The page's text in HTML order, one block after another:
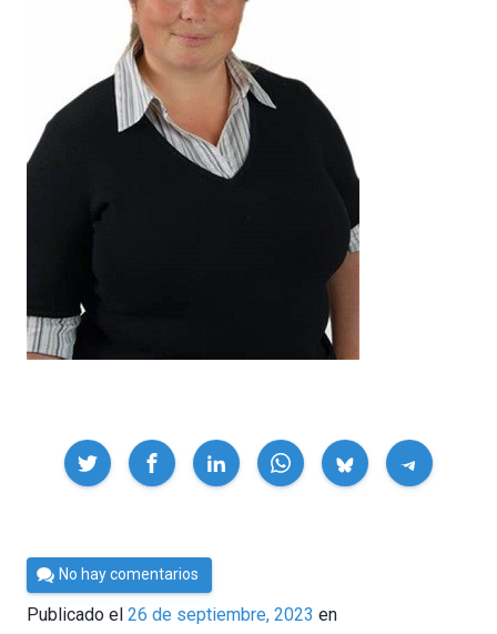
Compartir
Por
César
Tomé
No hay comentarios
Publicado el 26 de septiembre, 2023 en